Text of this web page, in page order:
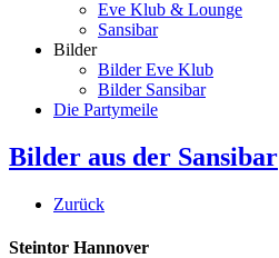
Eve Klub & Lounge
Sansibar
Bilder
Bilder Eve Klub
Bilder Sansibar
Die Partymeile
Bilder aus der Sansibar
Zurück
Steintor Hannover